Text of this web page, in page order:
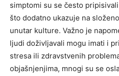
simptomi su se često
što dodatno ukazuje na
unutar kulture. Važno je
ljudi doživljavali mogu imati i
stresa ili zdravstvenih
objašnjenjima, mnogi su se